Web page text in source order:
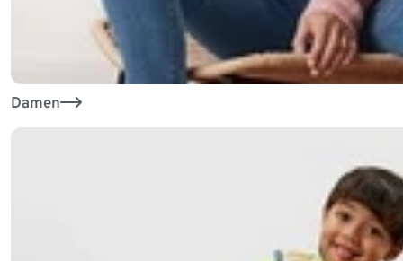
Exklusive Tchibo Empfehlung
Damen